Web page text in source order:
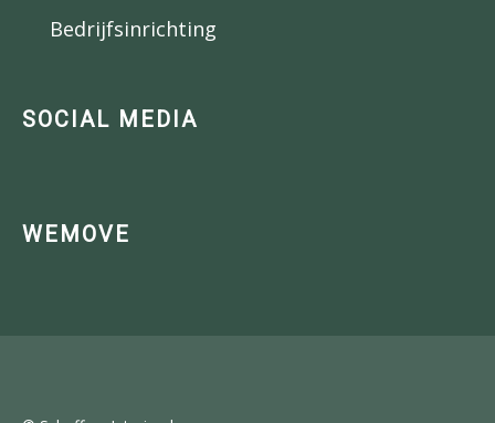
Bedrijfsinrichting
SOCIAL MEDIA
WEMOVE